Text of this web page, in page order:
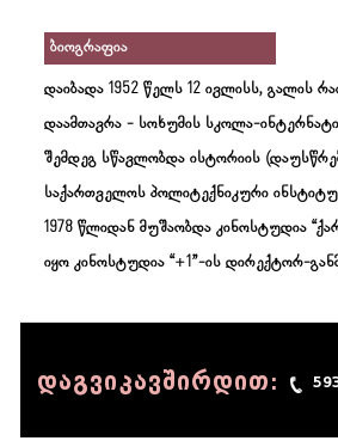
ბიოგრაფია
დაიბადა 1952 წელს 12 ივლისს, გალის
დაამთავრა - სოხუმის სკოლა-
შემდეგ სწავლობდა ისტორიის
საქართველოს პოლიტექნიკური
1978 წლიდან მუშაობდა კინოსტუდია
იყო კინოსტუდია “+1”-ის დირექტორ-
დაგვიკავშირდით: